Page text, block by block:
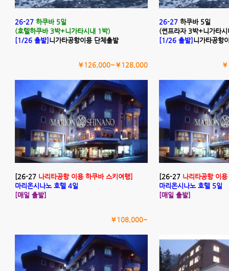
26-27 하쿠바 5일
(호텔하쿠바 3박+니가타시내 1박)
[1/26 출발]니가타공항이용 단체출발
￥126,000~￥128,000
26-27하쿠바 5일
(썬프라자 3박+니가타
[1/26 출발]니가타공항
[26-27 나리타공항 이용 하쿠바 스키여행]
마리온시나노 호텔 4일
[매일 출발]
￥108,000~
[26-27 나리타공항 이
마리온시나노 호텔 5일
[매일 출발]